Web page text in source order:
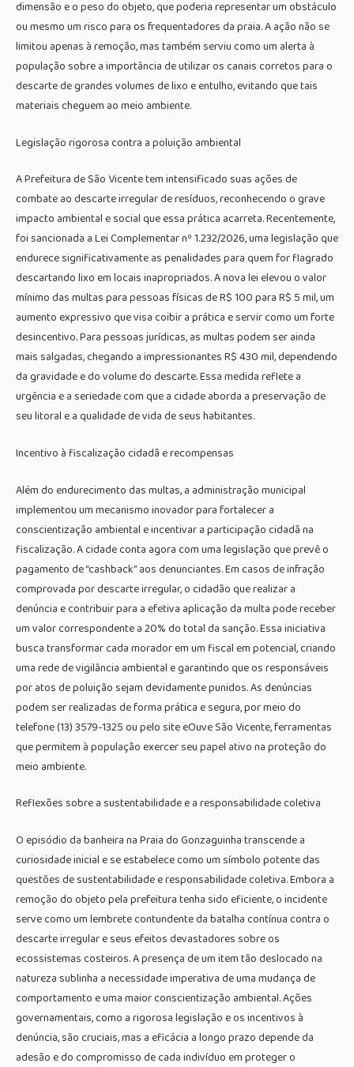
dimensão e o peso do objeto, que poderia representar um obstáculo
ou mesmo um risco para os frequentadores da praia. A ação não se
limitou apenas à remoção, mas também serviu como um alerta à
população sobre a importância de utilizar os canais corretos para o
descarte de grandes volumes de lixo e entulho, evitando que tais
materiais cheguem ao meio ambiente.
Legislação rigorosa contra a poluição ambiental
A Prefeitura de São Vicente tem intensificado suas ações de
combate ao descarte irregular de resíduos, reconhecendo o grave
impacto ambiental e social que essa prática acarreta. Recentemente,
foi sancionada a Lei Complementar nº 1.232/2026, uma legislação que
endurece significativamente as penalidades para quem for flagrado
descartando lixo em locais inapropriados. A nova lei elevou o valor
mínimo das multas para pessoas físicas de R$ 100 para R$ 5 mil, um
aumento expressivo que visa coibir a prática e servir como um forte
desincentivo. Para pessoas jurídicas, as multas podem ser ainda
mais salgadas, chegando a impressionantes R$ 430 mil, dependendo
da gravidade e do volume do descarte. Essa medida reflete a
urgência e a seriedade com que a cidade aborda a preservação de
seu litoral e a qualidade de vida de seus habitantes.
Incentivo à fiscalização cidadã e recompensas
Além do endurecimento das multas, a administração municipal
implementou um mecanismo inovador para fortalecer a
conscientização ambiental e incentivar a participação cidadã na
fiscalização. A cidade conta agora com uma legislação que prevê o
pagamento de “cashback” aos denunciantes. Em casos de infração
comprovada por descarte irregular, o cidadão que realizar a
denúncia e contribuir para a efetiva aplicação da multa pode receber
um valor correspondente a 20% do total da sanção. Essa iniciativa
busca transformar cada morador em um fiscal em potencial, criando
uma rede de vigilância ambiental e garantindo que os responsáveis
por atos de poluição sejam devidamente punidos. As denúncias
podem ser realizadas de forma prática e segura, por meio do
telefone (13) 3579-1325 ou pelo site eOuve São Vicente, ferramentas
que permitem à população exercer seu papel ativo na proteção do
meio ambiente.
Reflexões sobre a sustentabilidade e a responsabilidade coletiva
O episódio da banheira na Praia do Gonzaguinha transcende a
curiosidade inicial e se estabelece como um símbolo potente das
questões de sustentabilidade e responsabilidade coletiva. Embora a
remoção do objeto pela prefeitura tenha sido eficiente, o incidente
serve como um lembrete contundente da batalha contínua contra o
descarte irregular e seus efeitos devastadores sobre os
ecossistemas costeiros. A presença de um item tão deslocado na
natureza sublinha a necessidade imperativa de uma mudança de
comportamento e uma maior conscientização ambiental. Ações
governamentais, como a rigorosa legislação e os incentivos à
denúncia, são cruciais, mas a eficácia a longo prazo depende da
adesão e do compromisso de cada indivíduo em proteger o